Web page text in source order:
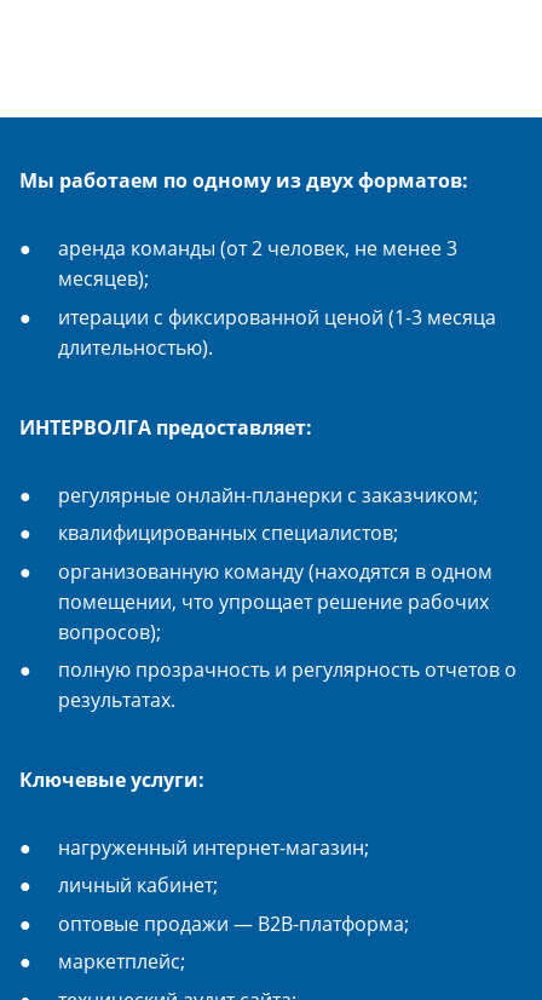
Мы работаем по одному из двух форматов:
аренда команды (от 2 человек, не менее 3
месяцев);
итерации с фиксированной ценой (1-3 месяца
длительностью).
ИНТЕРВОЛГА предоставляет:
регулярные онлайн-планерки с заказчиком;
квалифицированных специалистов;
организованную команду (находятся в одном
помещении, что упрощает решение рабочих
вопросов);
полную прозрачность и регулярность отчетов о
результатах.
Ключевые услуги:
нагруженный интернет-магазин;
личный кабинет;
оптовые продажи — B2B-платформа;
маркетплейс;